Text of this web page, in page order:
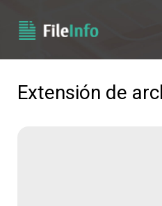
Extensión de